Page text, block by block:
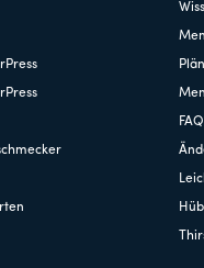
FAQ